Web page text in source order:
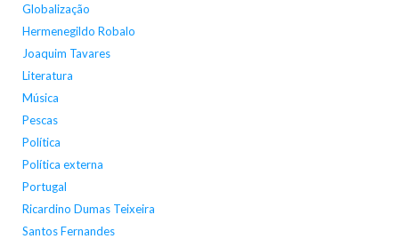
Globalização
Hermenegildo Robalo
Joaquim Tavares
Literatura
Música
Pescas
Política
Política externa
Portugal
Ricardino Dumas Teixeira
Santos Fernandes